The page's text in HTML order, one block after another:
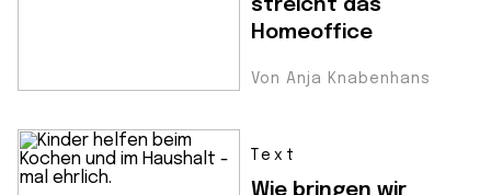
streicht das
Homeoffice
Von Anja Knabenhans
Text
Wie bringen wir